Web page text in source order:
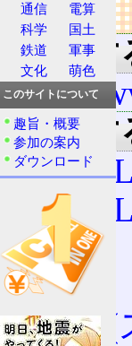
リンク
関連
http://
関連す
HTML
W3C
環境
CSS
通信
電算
科学
国土
鉄道
軍事
文化
萌色
このサイトについて
趣旨・概要
参加の案内
ダウンロード